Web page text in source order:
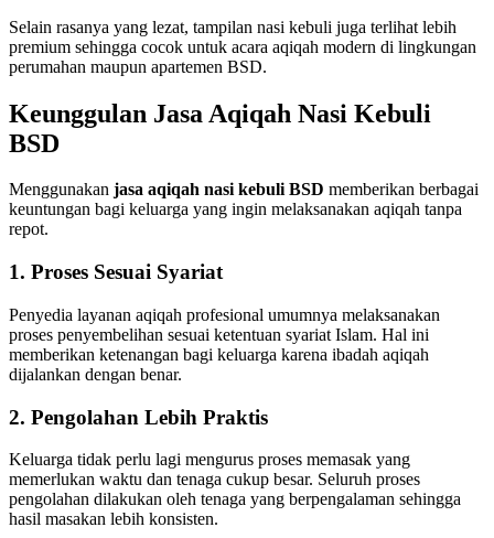
Selain rasanya yang lezat, tampilan nasi kebuli juga terlihat lebih
premium sehingga cocok untuk acara aqiqah modern di lingkungan
perumahan maupun apartemen BSD.
Keunggulan Jasa Aqiqah Nasi Kebuli
BSD
Menggunakan jasa aqiqah nasi kebuli BSD memberikan berbagai
keuntungan bagi keluarga yang ingin melaksanakan aqiqah tanpa
repot.
1. Proses Sesuai Syariat
Penyedia layanan aqiqah profesional umumnya melaksanakan
proses penyembelihan sesuai ketentuan syariat Islam. Hal ini
memberikan ketenangan bagi keluarga karena ibadah aqiqah
dijalankan dengan benar.
2. Pengolahan Lebih Praktis
Keluarga tidak perlu lagi mengurus proses memasak yang
memerlukan waktu dan tenaga cukup besar. Seluruh proses
pengolahan dilakukan oleh tenaga yang berpengalaman sehingga
hasil masakan lebih konsisten.